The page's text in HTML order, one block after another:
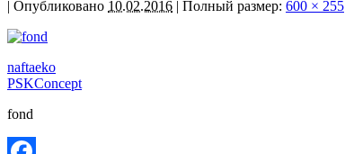
| Опубликовано 10.02.2016 | Полный размер: 600 × 255
naftaeko
PSKConcept
fond